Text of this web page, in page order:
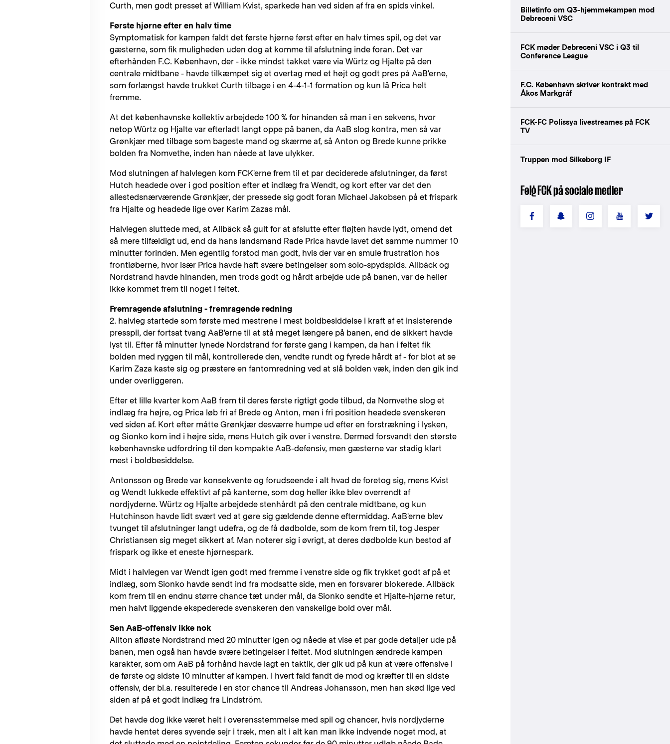
Curth, men godt presset af William Kvist, sparkede han ved siden af fra en spids vinkel.
Første hjørne efter en halv time
Symptomatisk for kampen faldt det første hjørne først efter en halv times spil, og det var
gæsterne, som fik muligheden uden dog at komme til afslutning inde foran. Det var
efterhånden F.C. København, der - ikke mindst takket være via Würtz og Hjalte på den
centrale midtbane - havde tilkæmpet sig et overtag med et højt og godt pres på AaB'erne,
som forlængst havde trukket Curth tilbage i en 4-4-1-1 formation og kun lå Prica helt
fremme.
At det københavnske kollektiv arbejdede 100 % for hinanden så man i en sekvens, hvor
netop Würtz og Hjalte var efterladt langt oppe på banen, da AaB slog kontra, men så var
Grønkjær med tilbage som bageste mand og skærme af, så Anton og Brede kunne prikke
bolden fra Nomvethe, inden han nåede at lave ulykker.
Mod slutningen af halvlegen kom FCK'erne frem til et par deciderede afslutninger, da først
Hutch headede over i god position efter et indlæg fra Wendt, og kort efter var det den
allestedsnærværende Grønkjær, der pressede sig godt foran Michael Jakobsen på et frispark
fra Hjalte og headede lige over Karim Zazas mål.
Halvlegen sluttede med, at Allbäck så gult for at afslutte efter fløjten havde lydt, omend det
så mere tilfældigt ud, end da hans landsmand Rade Prica havde lavet det samme nummer 10
minutter forinden. Men egentlig forstod man godt, hvis der var en smule frustration hos
frontløberne, hvor især Prica havde haft svære betingelser som solo-spydspids. Allbäck og
Nordstrand havde hinanden, men trods godt og hårdt arbejde ude på banen, var de heller
ikke kommet frem til noget i feltet.
Fremragende afslutning - fremragende redning
2. halvleg startede som første med mestrene i mest boldbesiddelse i kraft af et insisterende
presspil, der fortsat tvang AaB'erne til at stå meget længere på banen, end de sikkert havde
lyst til. Efter få minutter lynede Nordstrand for første gang i kampen, da han i feltet fik
bolden med ryggen til mål, kontrollerede den, vendte rundt og fyrede hårdt af - for blot at se
Karim Zaza kaste sig og præstere en fantomredning ved at slå bolden væk, inden den gik ind
under overliggeren.
Efter et lille kvarter kom AaB frem til deres første rigtigt gode tilbud, da Nomvethe slog et
indlæg fra højre, og Prica løb fri af Brede og Anton, men i fri position headede svenskeren
ved siden af. Kort efter måtte Grønkjær desværre humpe ud efter en forstrækning i lysken,
og Sionko kom ind i højre side, mens Hutch gik over i venstre. Dermed forsvandt den største
københavnske udfordring til den kompakte AaB-defensiv, men gæsterne var stadig klart
mest i boldbesiddelse.
Antonsson og Brede var konsekvente og forudseende i alt hvad de foretog sig, mens Kvist
og Wendt lukkede effektivt af på kanterne, som dog heller ikke blev overrendt af
nordjyderne. Würtz og Hjalte arbejdede stenhårdt på den centrale midtbane, og kun
Hutchinson havde lidt svært ved at gøre sig gældende denne eftermiddag. AaB'erne blev
tvunget til afslutninger langt udefra, og de få dødbolde, som de kom frem til, tog Jesper
Christiansen sig meget sikkert af. Man noterer sig i øvrigt, at deres dødbolde kun bestod af
frispark og ikke et eneste hjørnespark.
Midt i halvlegen var Wendt igen godt med fremme i venstre side og fik trykket godt af på et
indlæg, som Sionko havde sendt ind fra modsatte side, men en forsvarer blokerede. Allbäck
kom frem til en endnu større chance tæt under mål, da Sionko sendte et Hjalte-hjørne retur,
men halvt liggende ekspederede svenskeren den vanskelige bold over mål.
Sen AaB-offensiv ikke nok
Ailton afløste Nordstrand med 20 minutter igen og nåede at vise et par gode detaljer ude på
banen, men også han havde svære betingelser i feltet. Mod slutningen ændrede kampen
karakter, som om AaB på forhånd havde lagt en taktik, der gik ud på kun at være offensive i
de første og sidste 10 minutter af kampen. I hvert fald fandt de mod og kræfter til en sidste
offensiv, der bl.a. resulterede i en stor chance til Andreas Johansson, men han skød lige ved
siden af på et godt indlæg fra Lindström.
Det havde dog ikke været helt i overensstemmelse med spil og chancer, hvis nordjyderne
havde hentet deres syvende sejr i træk, men alt i alt kan man ikke indvende noget mod, at
Billetinfo om Q3-hjemmekampen mod
Debreceni VSC
FCK møder Debreceni VSC i Q3 til
Conference League
F.C. København skriver kontrakt med
Ákos Markgráf
FCK-FC Polissya livestreames på FCK
TV
Truppen mod Silkeborg IF
Følg FCK på sociale medier